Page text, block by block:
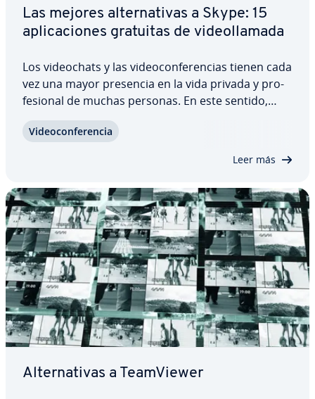
Las mejores al­te­r­na­ti­vas a Skype: 15
apli­ca­cio­nes gratuitas de vi­deo­lla­ma­da
Los vi­deo­chats y las vi­deo­co­n­fe­re­n­cias tienen cada
vez una mayor presencia en la vida privada y pro­
fe­sio­nal de muchas personas. En este sentido,
ámbito de la vi­deo­te­le­fo­nía por ordenador. Sin
Vi­deo­co­n­fe­re­n­cia
Leer más
Al­te­r­na­ti­vas a Tea­m­Vie­wer